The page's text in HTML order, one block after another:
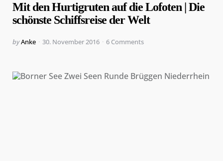
Mit den Hurtigruten auf die Lofoten | Die
schönste Schiffsreise der Welt
Posted
byAnke 30. November 2016 6 Comments